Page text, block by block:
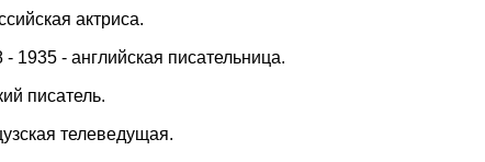
актриса.
- английская писательница.
писатель.
телеведущая.